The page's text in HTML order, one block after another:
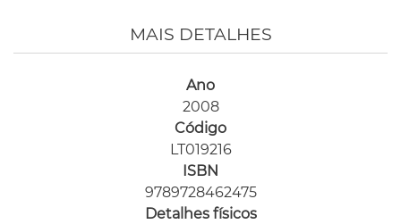
MAIS DETALHES
Ano
2008
Código
LT019216
ISBN
9789728462475
Detalhes físicos